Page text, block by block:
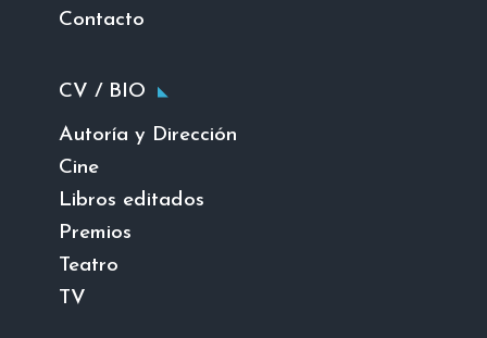
Contacto
CV / BIO
Autoría y Dirección
Cine
Libros editados
Premios
Teatro
TV